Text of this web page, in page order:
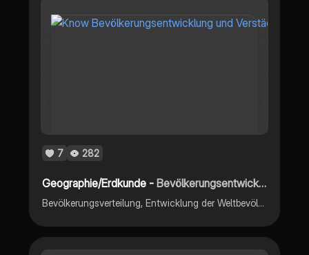
7 282
Geographie/Erdkunde -Bevölkerungsentwicklung und Verstädterung
Bevölkerungsverteilung, Entwicklung der Weltbevölkerung, Modell des demographischen Übergangs, Bevölkerungspyramiden, geographischer Stadtbegriff, Verstädterung, Megapolisierung (Mumbai)